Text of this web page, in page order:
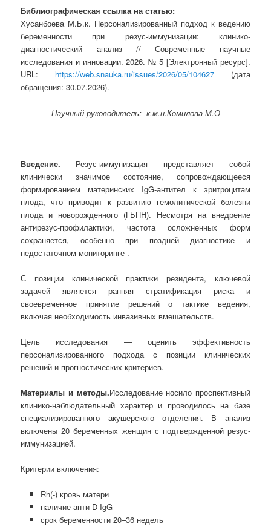
Библиографическая ссылка на статью:
Хусанбоева М.Б.к. Персонализированный подход к ведению
беременности при резус-иммунизации: клинико-
диагностический анализ // Современные научные
исследования и инновации. 2026. № 5 [Электронный ресурс].
URL: https://web.snauka.ru/issues/2026/05/104627 (дата
обращения: 30.07.2026).
Научный руководитель: к.м.н.Комилова М.О
Введение. Резус-иммунизация представляет собой
клинически значимое состояние, сопровождающееся
формированием материнских IgG-антител к эритроцитам
плода, что приводит к развитию гемолитической болезни
плода и новорожденного (ГБПН). Несмотря на внедрение
антирезус-профилактики, частота осложненных форм
сохраняется, особенно при поздней диагностике и
недостаточном мониторинге .
С позиции клинической практики резидента, ключевой
задачей является ранняя стратификация риска и
своевременное принятие решений о тактике ведения,
включая необходимость инвазивных вмешательств.
Цель исследования — оценить эффективность
персонализированного подхода с позиции клинических
решений и прогностических критериев.
Материалы и методы.Исследование носило проспективный
клинико-наблюдательный характер и проводилось на базе
специализированного акушерского отделения. В анализ
включены 20 беременных женщин с подтвержденной резус-
иммунизацией.
Критерии включения:
Rh(-) кровь матери
наличие анти-D IgG
срок беременности 20–36 недель